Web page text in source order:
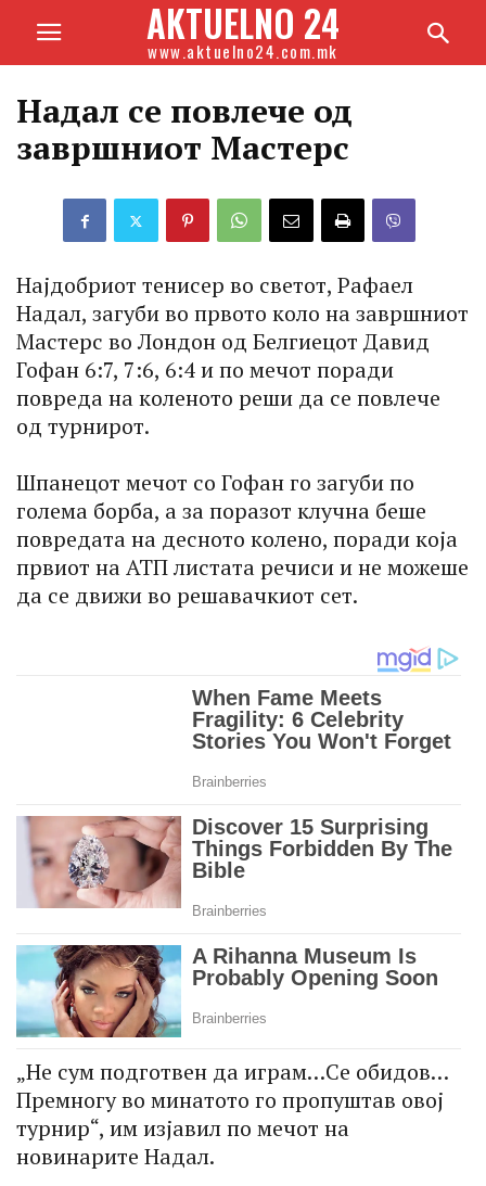
AKTUELNO 24
www.aktuelno24.com.mk
Надал се повлече од
завршниот Мастерс
Најдобриот тенисер во светот, Рафаел
Надал, загуби во првото коло на завршниот
Мастерс во Лондон од Белгиецот Давид
Гофан 6:7, 7:6, 6:4 и по мечот поради
повреда на коленото реши да се повлече
од турнирот.
Шпанецот мечот со Гофан го загуби по
голема борба, а за поразот клучна беше
повредата на десното колено, поради која
првиот на АТП листата речиси и не можеше
да се движи во решавачкиот сет.
„Не сум подготвен да играм…Се обидов…
Премногу во минатото го пропуштав овој
турнир“, им изјавил по мечот на
новинарите Надал.